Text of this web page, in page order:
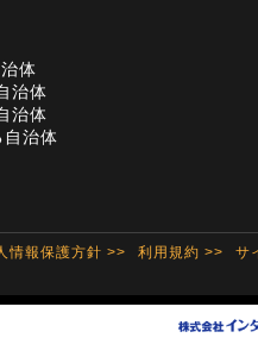
体
治体
治体
治体
情報保護方針 >> 利用規約 >> サ